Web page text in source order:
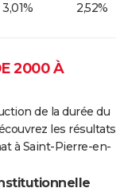
3,01% 2,52%
2000 À
de la durée du
les résultats
à Saint-Pierre-en-